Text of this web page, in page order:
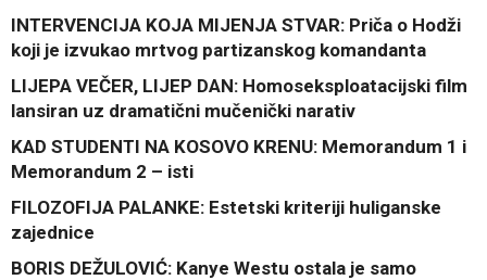
INTERVENCIJA KOJA MIJENJA STVAR: Priča o Hodži
koji je izvukao mrtvog partizanskog komandanta
LIJEPA VEČER, LIJEP DAN: Homoseksploatacijski film
lansiran uz dramatični mučenički narativ
KAD STUDENTI NA KOSOVO KRENU: Memorandum 1 i
Memorandum 2 – isti
FILOZOFIJA PALANKE: Estetski kriteriji huliganske
zajednice
BORIS DEŽULOVIĆ: Kanye Westu ostala je samo